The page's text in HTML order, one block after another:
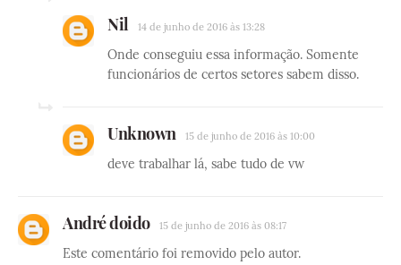
Nil 14 de junho de 2016 às 13:28
Onde conseguiu essa informação. Somente
funcionários de certos setores sabem disso.
Unknown 15 de junho de 2016 às 10:00
deve trabalhar lá, sabe tudo de vw
André doido 15 de junho de 2016 às 08:17
Este comentário foi removido pelo autor.